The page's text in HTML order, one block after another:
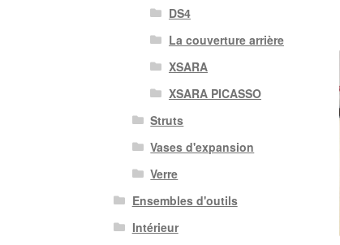
DS4
La couverture arrière
XSARA
XSARA PICASSO
Struts
Vases d'expansion
Verre
Ensembles d'outils
Intérieur